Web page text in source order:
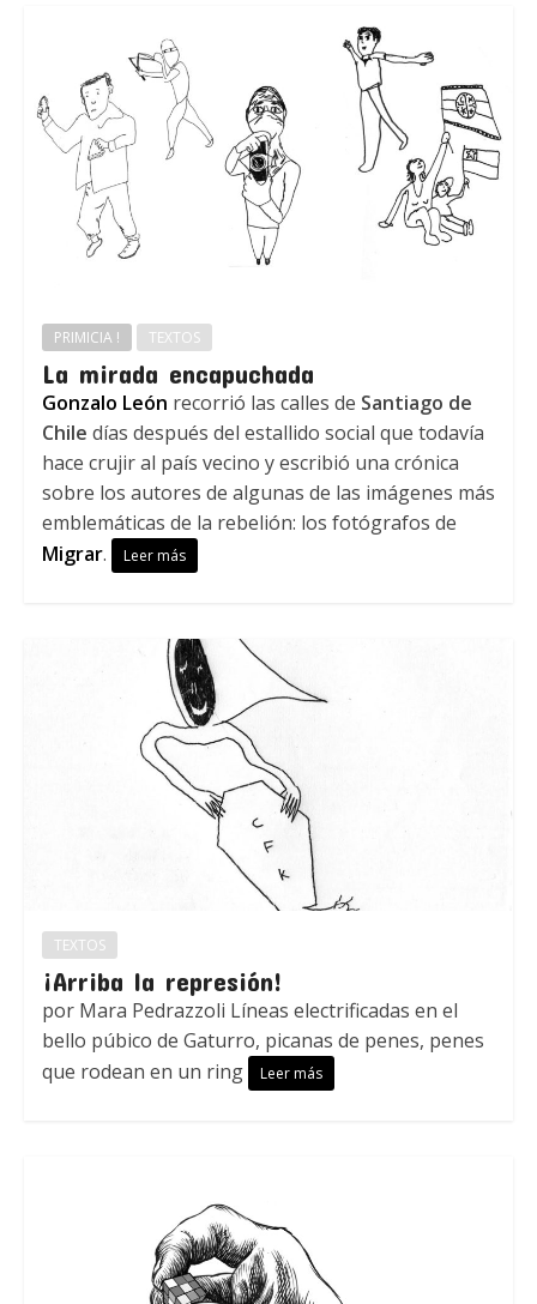
PRIMICIA ! TEXTOS
La mirada encapuchada
Gonzalo León recorrió las calles de Santiago de
Chile días después del estallido social que todavía
hace crujir al país vecino y escribió una crónica
sobre los autores de algunas de las imágenes más
emblemáticas de la rebelión: los fotógrafos de
Migrar. Leer más
TEXTOS
¡Arriba la represión!
por Mara Pedrazzoli Líneas electrificadas en el
bello púbico de Gaturro, picanas de penes, penes
que rodean en un ring
Leer más